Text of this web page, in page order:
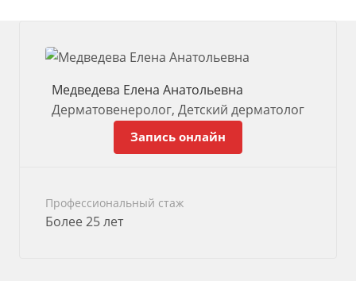
Медведева Елена Анатольевна
Дерматовенеролог, Детский дерматолог
Запись онлайн
Профессиональный стаж
Более 25 лет